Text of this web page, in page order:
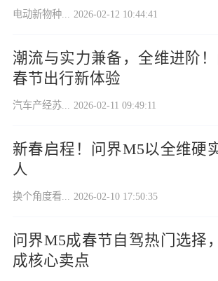
电动新物种... 2026-02-12 10:44:41
潮流与实力兼备，全维进阶
春节出行新体验
汽车产经苏... 2026-02-11 09:49:11
新春启程！问界M5以全维硬
人
换个角度看... 2026-02-10 17:50:35
问界M5成春节自驾热门选择
成核心卖点